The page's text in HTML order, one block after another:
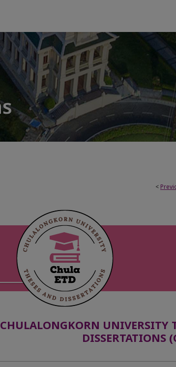
<
CHULALONGKORN UNIVERSITY
DISSERTATIONS